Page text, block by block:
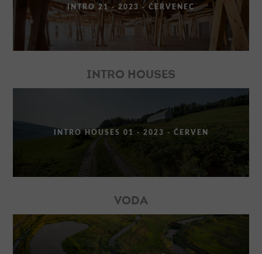
INTRO 21 - 2023 - ČERVENEC
INTRO HOUSES
INTRO HOUSES 01 - 2023 - ČERVEN
VODA